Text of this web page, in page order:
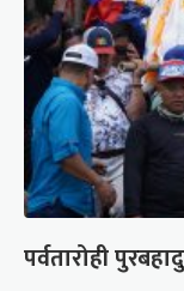
पर्वतारोही